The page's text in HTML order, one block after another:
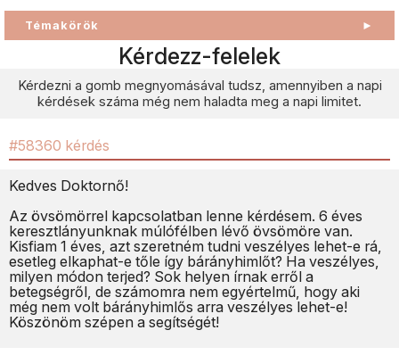
Témakörök ►
Kérdezz-felelek
Kérdezni a gomb megnyomásával tudsz, amennyiben a napi
kérdések száma még nem haladta meg a napi limitet.
#58360 kérdés
Kedves Doktornő!
Az övsömörrel kapcsolatban lenne kérdésem. 6 éves
keresztlányunknak múlófélben lévő övsömöre van.
Kisfiam 1 éves, azt szeretném tudni veszélyes lehet-e rá,
esetleg elkaphat-e tőle így bárányhimlőt? Ha veszélyes,
milyen módon terjed? Sok helyen írnak erről a
betegségről, de számomra nem egyértelmű, hogy aki
még nem volt bárányhimlős arra veszélyes lehet-e!
Köszönöm szépen a segítségét!